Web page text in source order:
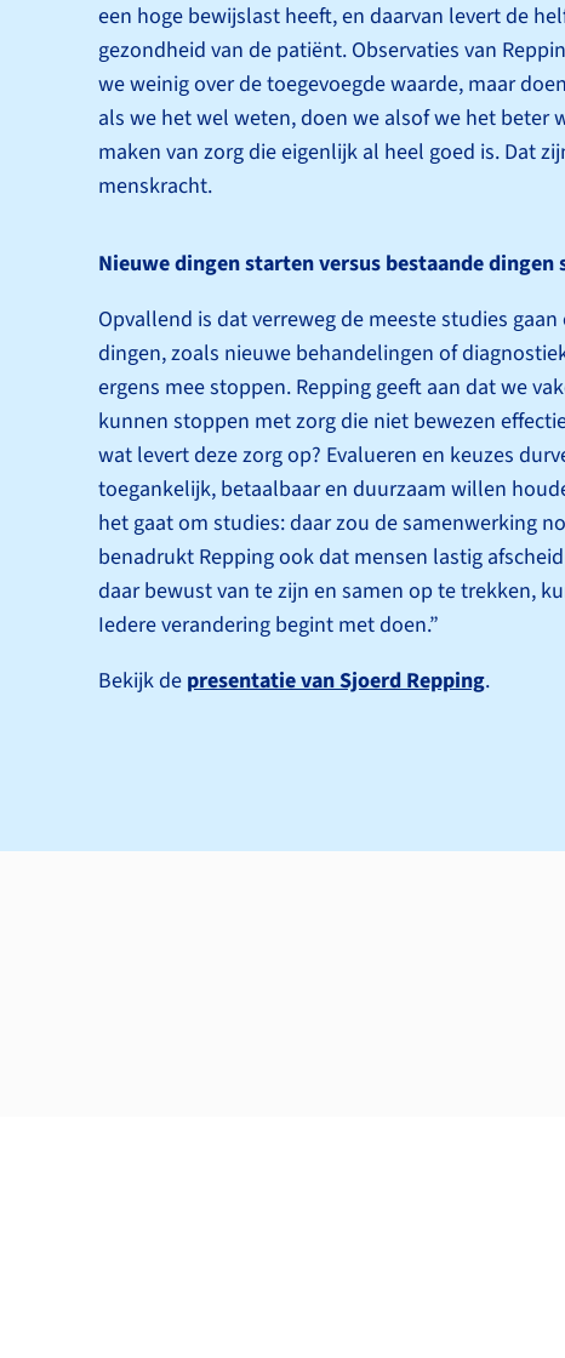
een hoge bewijslast heeft, en daarvan levert de
gezondheid van de patiënt. Observaties van
we weinig over de toegevoegde waarde, maar
als we het wel weten, doen we alsof we het beter
maken van zorg die eigenlijk al heel goed is. Dat
menskracht.
Nieuwe dingen starten versus bestaande dingen
Opvallend is dat verreweg de meeste studies
dingen, zoals nieuwe behandelingen of
ergens mee stoppen. Repping geeft aan dat we
kunnen stoppen met zorg die niet bewezen
wat levert deze zorg op? Evalueren en keuzes
toegankelijk, betaalbaar en duurzaam willen
het gaat om studies: daar zou de samenwerking
benadrukt Repping ook dat mensen lastig
daar bewust van te zijn en samen op te trekken,
Iedere verandering begint met doen.”
Bekijk de presentatie van Sjoerd Repping.